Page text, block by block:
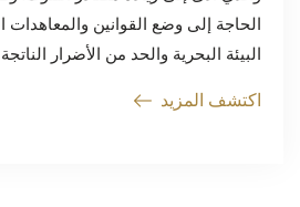
الحاجة إلى وضع القوانين
البيئة البحرية والحد من الأضرار
اكتشف المزيد